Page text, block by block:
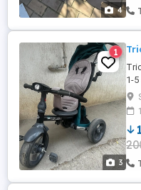
4
3
1
1-